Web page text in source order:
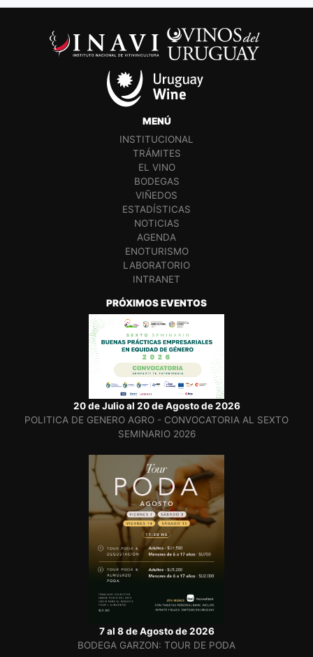
MENÚ
INSTITUCIONAL
TRÁMITES
EL VINO
BODEGAS
VIÑEDOS
ESTADÍSTICAS
NOTICIAS
AGENDA
ENOTURISMO
LABORATORIO
INTRANET
PRÓXIMOS EVENTOS
20 de Julio al 20 de Agosto de 2026
POLITICA DE GENERO AGRO - CONVOCATORIA AL SEXTO
SEMINARIO 2026
7 al 8 de Agosto de 2026
BODEGA GARZON: TOUR DE PODA